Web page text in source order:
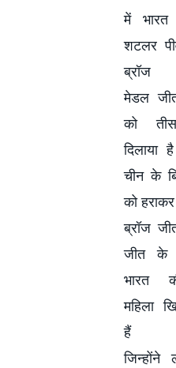
में भारत
शटलर
ब्रॉज
मेडल
को
दिलाया
चीन के
को हराकर
ब्रॉज
जीत के
भारत
महिला
हैं
जिन्होंने